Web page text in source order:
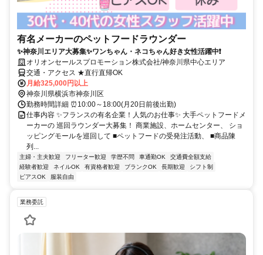
有名メーカーのペットフードラウンダー
✨神奈川エリア大募集✨ワンちゃん・ネコちゃん好き女性活躍中❗
オリオンセールスプロモーション株式会社/神奈川県中心エリア
交通・アクセス ★直行直帰OK
月給325,000円以上
神奈川県横浜市神奈川区
勤務時間詳細 ⏰10:00～18:00(月20日前後出勤)
仕事内容 ✨フランスの有名企業！人気のお仕事✨ 大手ペットフードメ
ーカーの 巡回ラウンダー大募集！ 商業施設、ホームセンター、 ショ
ッピングモールを巡回して ■ペットフードの受発注活動、 ■商品陳
列...
主婦・主夫歓迎 フリーター歓迎 学歴不問 車通勤OK
交通費全額支給
経験者歓迎
ネイルOK 有資格者歓迎 ブランクOK 長期歓迎
シフト制
ピアスOK
服装自由
業務委託